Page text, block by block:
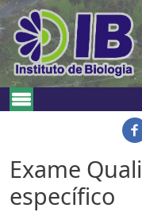
Pular para o conteúdo
Navegação
Exame
específico